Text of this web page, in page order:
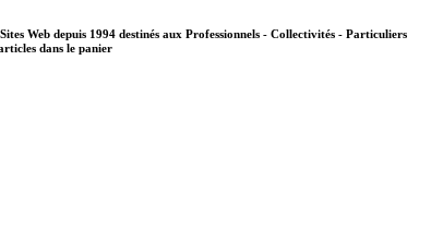
Web depuis 1994 destinés aux Professionnels - Collectivités - Particuliers
dans le panier